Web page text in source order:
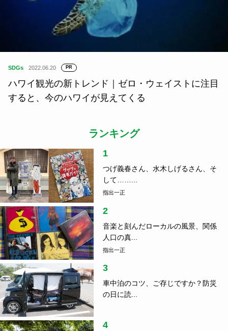
SDGs 2022.06.20 PR
ハワイ観光の新トレンド｜ゼロ・ウェイストに注目
すると、今のハワイが見えてくる
ランキング
1
つげ義春さん、水木しげるさん、そ
して……...
指出一正
2
音楽と刻んだローカルの風景、関係
人口の真...
指出一正
3
車中泊のコツ、ご存じですか？防災
の日に読...
4